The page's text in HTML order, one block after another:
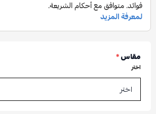
مقاس*
اختر